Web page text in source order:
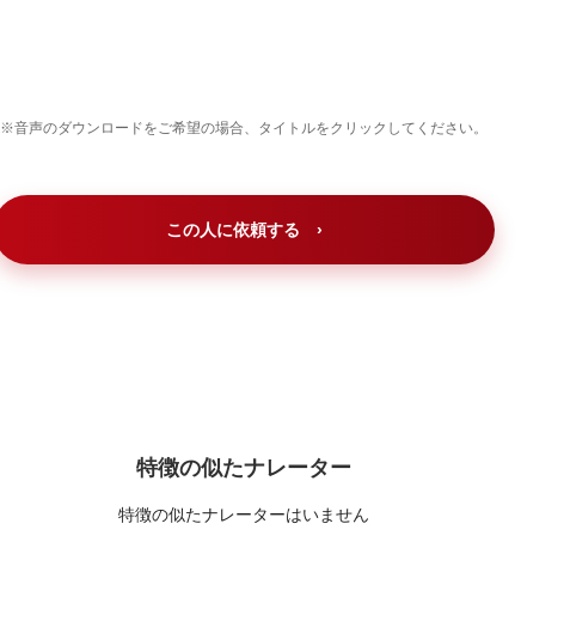
※音声のダウンロードをご希望の場合、タイトルをクリックしてください。
この人に依頼する ›
特徴の似たナレーター
特徴の似たナレーターはいません